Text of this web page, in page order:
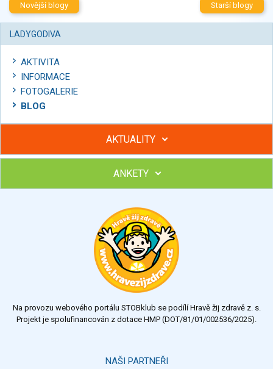
Novější blogy Starší blogy
LADYGODIVA
AKTIVITA
INFORMACE
FOTOGALERIE
BLOG
AKTUALITY
Hubněte s podporou lektorky a skupiny v kurzech STOBu
Chcete poradit s hubnutím? Najděte si odborníka STOBu ve
ANKETY
Výsledky Všechny ankety
Na provozu webového portálu STOBklub se podílí Hravě žij zdravě z. s.
Projekt je spolufinancován z dotace HMP (DOT/81/01/002536/2025).
NAŠI PARTNEŘI